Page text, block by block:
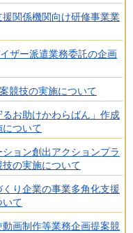
援関係機関向け研修事業業
ザー派遣業務委託の企画
競技の実施について
るお助けかわらばん」作成
ついて
ョン創出アクションプラ
の実施について
くり企業の事業多角化支援
いて
画制作等業務企画提案競